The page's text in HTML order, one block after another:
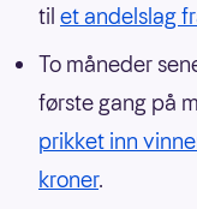
til et andelslag
To måneder
første gang på
prikket inn
kroner.